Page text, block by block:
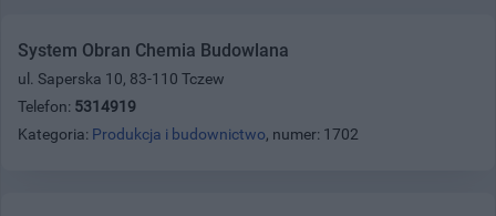
System Obran Chemia Budowlana
ul. Saperska 10, 83-110 Tczew
Telefon: 5314919
Kategoria: Produkcja i budownictwo, numer: 1702